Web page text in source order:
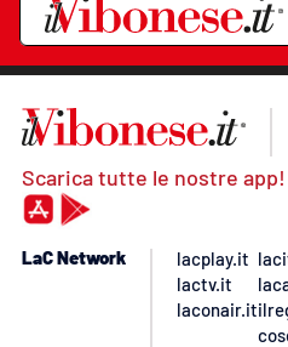
Scarica tutte le nostre app!
LaC Network
lacplay.it
lactv.it
laconair.it